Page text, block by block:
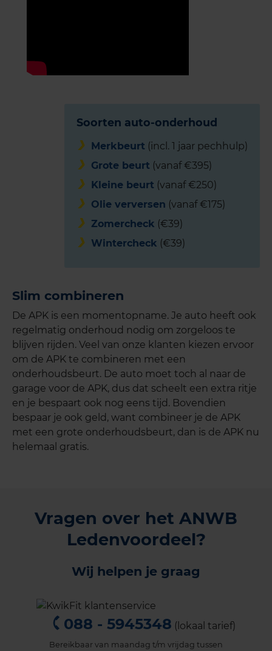
Soorten auto-onderhoud
Merkbeurt (incl. 1 jaar pechhulp)
Grote beurt (vanaf €395)
Kleine beurt (vanaf €250)
Olie verversen (vanaf €175)
Zomercheck (€39)
Wintercheck (€39)
Slim combineren
De APK is een momentopname. Je auto heeft ook
regelmatig onderhoud nodig om zorgeloos te
blijven rijden. Veel van onze klanten kiezen ervoor
om de APK te combineren met een
onderhoudsbeurt. De auto moet toch al naar de
garage voor de APK, dus dat scheelt een extra ritje
en je bespaart ook nog eens tijd. Bovendien
bespaar je ook geld, want combineer je de APK
met een grote onderhoudsbeurt, dan is de APK nu
helemaal gratis.
Vragen over het ANWB
Ledenvoordeel?
Wij helpen je graag
088 - 5945348 (lokaal tarief)
Bereikbaar van maandag t/m vrijdag tussen